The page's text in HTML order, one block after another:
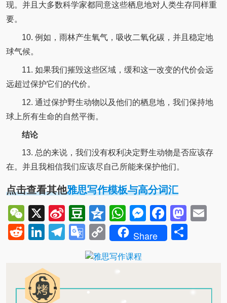
现。并且大多数科学家都同意这些栖息地对人类生存同样重
要。
10. 例如，雨林产生氧气，吸收二氧化碳，并且稳定地
球气候。
11. 如果我们摧毁这些区域，缓和这一改变的代价会远
远超过保护它们的代价。
12. 通过保护野生动物以及他们的栖息地，我们保持地
球上所有生命的自然平衡。
结论
13. 总的来说，我们没有权利决定野生动物是否应该存
在。并且我相信我们应该尽自己所能来保护他们。
点击查看其他雅思写作模板与高分词汇
WeChat
X Sina
Weibo
Douban
Qzone
WhatsApp
Messenger
Reddit
LinkedIn
Telegram
Google
Translate
Copy
Link
Share